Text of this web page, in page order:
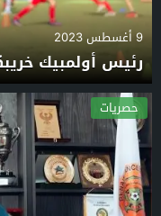
9 أغسطس 2023
رئيس أولمبيك
حصريات